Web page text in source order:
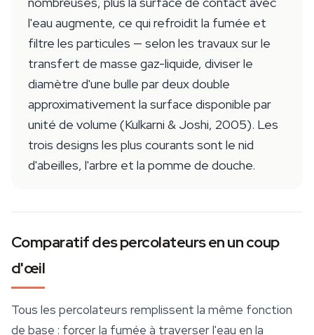
l'eau augmente, ce qui refroidit la fumée et
filtre les particules — selon les travaux sur le
transfert de masse gaz-liquide, diviser le
diamètre d'une bulle par deux double
approximativement la surface disponible par
unité de volume (Kulkarni & Joshi, 2005). Les
trois designs les plus courants sont le nid
d'abeilles, l'arbre et la pomme de douche.
Comparatif des percolateurs en un coup
d'œil
Tous les percolateurs remplissent la même fonction
de base : forcer la fumée à traverser l'eau en la